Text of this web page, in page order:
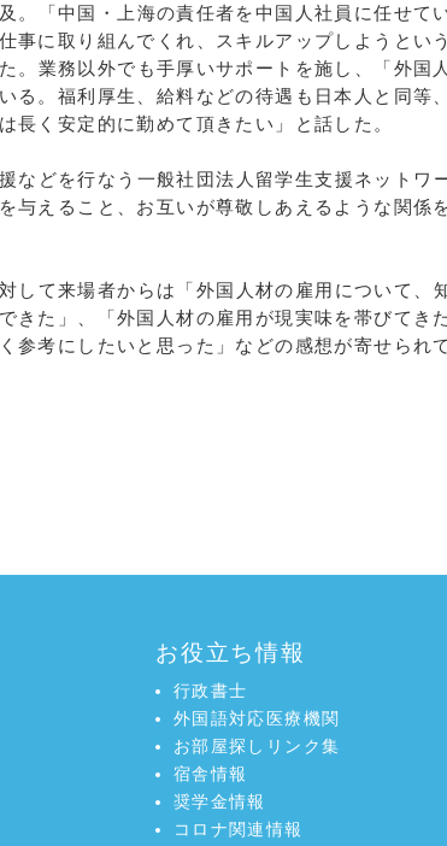
。
「中国・上海の責任者を中国人社員に任せて
事に取り組んでくれ、スキルアップしようとい
。 業務以外でも手厚いサポートを施し、「外国
る。福利厚生、給料などの待遇も日本人と同等
長く安定的に勤めて頂きたい」と話した。
などを行なう一般社団法人留学生支援ネットワ
与えること、お互いが尊敬しあえるような関係
して来場者からは「外国人材の雇用について、
きた」、「外国人材の雇用が現実味を帯びてき
参考にしたいと思った」などの感想が寄せられ
お役立ち情報
行政書士
外国語対応医療機関
お部屋探しリンク集
宿舎情報
奨学金情報
コロナ関連情報